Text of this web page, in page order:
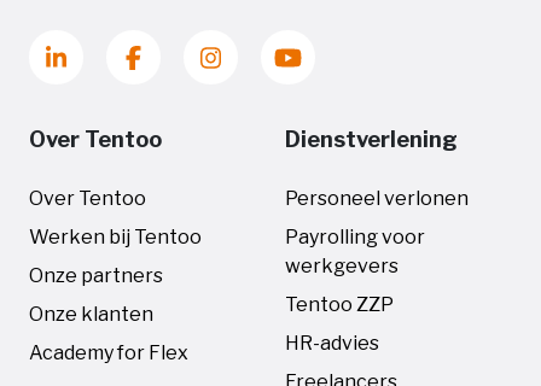
Over Tentoo
Over Tentoo
Werken bij Tentoo
Onze partners
Onze klanten
Academy for Flex
Dienstverlening
Personeel verlonen
Payrolling voor
werkgevers
Tentoo ZZP
HR-advies